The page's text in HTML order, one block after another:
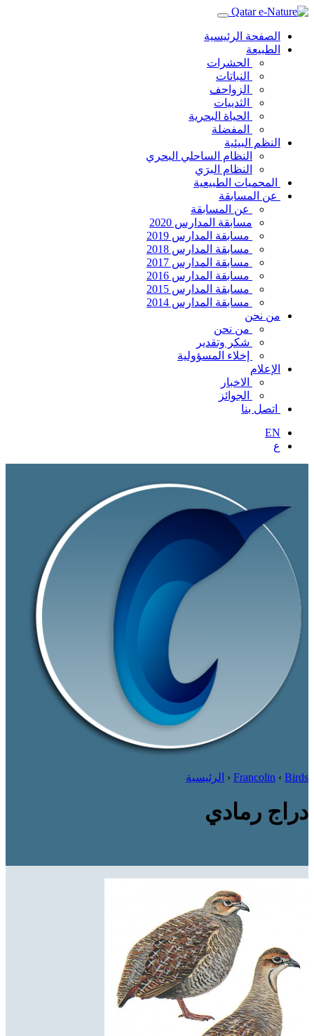
الصفحة الرئيسية
الطبيعة
الحشرات
النباتات
الزواحف
الثدييات
الحياة البحرية
المفضلة
النظم البيئية
النظام الساحلي البحري
النظام البرَي
المحميات الطبيعية
عن المسابقة
عن المسابقة
مسابقة المدارس 2020
مسابقة المدارس 2019
مسابقة المدارس 2018
مسابقة المدارس 2017
مسابقة المدارس 2016
مسابقة المدارس 2015
مسابقة المدارس 2014
من نحن
من نحن
شكر وتقدير
إخلاء المسؤولية
الإعلام
الاخبار
الجوائز
اتصل بنا
EN
ع
Francolin ‹ Birds
‹ الرئيسية
دراج رمادي